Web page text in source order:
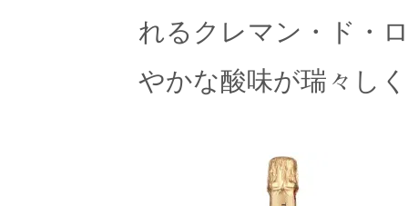
れるクレマン・ド・
やかな酸味が瑞々し